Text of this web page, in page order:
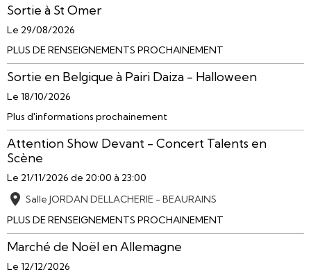
Sortie à St Omer
Le 29/08/2026
PLUS DE RENSEIGNEMENTS PROCHAINEMENT
Sortie en Belgique à Pairi Daiza - Halloween
Le 18/10/2026
Plus d'informations prochainement
Attention Show Devant - Concert Talents en
Scène
Le 21/11/2026 de 20:00 à 23:00
Salle JORDAN DELLACHERIE - BEAURAINS
PLUS DE RENSEIGNEMENTS PROCHAINEMENT
Marché de Noël en Allemagne
Le 12/12/2026